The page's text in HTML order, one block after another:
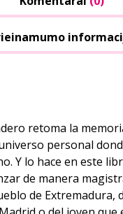
retoma la
personal
Y lo hace en este
de manera
de Extremadura,